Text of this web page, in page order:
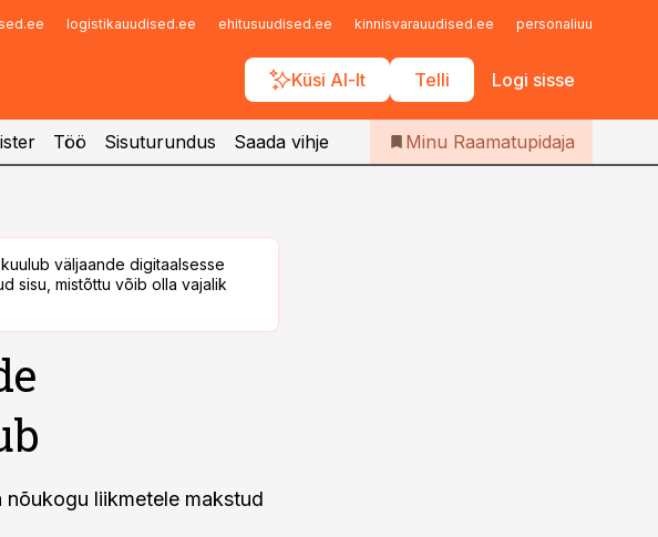
logistikauudised.ee ehitusuudised.ee kinnisvarauudised.ee personaliuudised.ee
Küsi AI-lt Telli Logi sisse
Iseteenindus
Telli Raamatupidaja
Töö Sisuturundus Saada vihje Minu Raamatupidaja
väljaande digitaalsesse
sisu, mistõttu võib olla vajalik
liikmetele makstud